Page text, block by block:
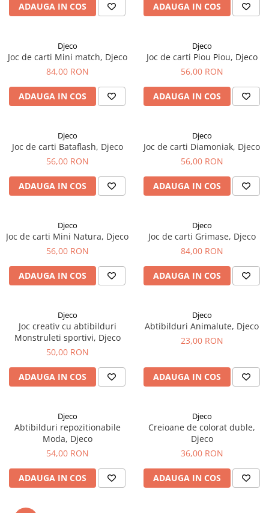
ADAUGA IN COS ADAUGA IN COS
Djeco
Joc de carti Mini match, Djeco
84,00 RON
ADAUGA IN COS
Djeco
Joc de carti Piou Piou, Djeco
56,00 RON
ADAUGA IN COS
Djeco
Joc de carti Bataflash, Djeco
56,00 RON
ADAUGA IN COS
Djeco
Joc de carti Diamoniak, Djeco
56,00 RON
ADAUGA IN COS
Djeco
Joc de carti Mini Natura, Djeco
56,00 RON
ADAUGA IN COS
Djeco
Joc de carti Grimase, Djeco
84,00 RON
ADAUGA IN COS
Djeco
Joc creativ cu abtibilduri
Monstruleti sportivi, Djeco
50,00 RON
ADAUGA IN COS
Djeco
Abtibilduri Animalute, Djeco
23,00 RON
ADAUGA IN COS
Djeco
Abtibilduri repozitionabile
Moda, Djeco
54,00 RON
ADAUGA IN COS
Djeco
Creioane de colorat duble,
Djeco
36,00 RON
ADAUGA IN COS